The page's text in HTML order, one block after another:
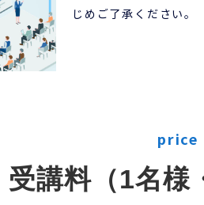
じめご了承ください。
price
受講料（1名様